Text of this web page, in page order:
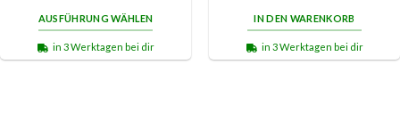
AUSFÜHRUNG WÄHLEN
in 3 Werktagen bei dir
IN DEN WARENKORB
in 3 Werktagen bei dir